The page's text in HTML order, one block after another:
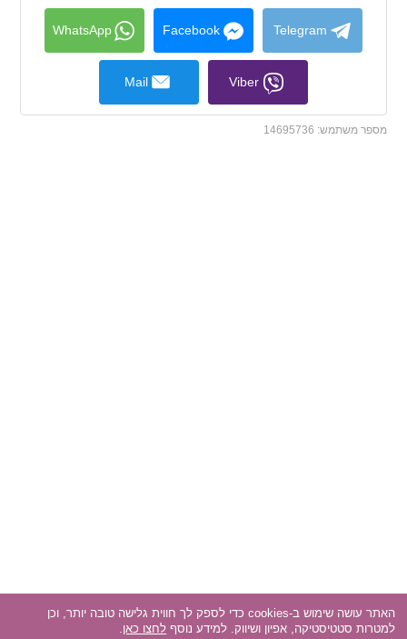
collapse
contents
Telegram
Facebook
WhatsApp
Viber
Mail
מספר משתמש: 14695736
האתר עושה שימוש ב-cookies כדי לספק לך חווית גלישה טובה יותר, וכן
למטרות סטטיסטיקה, אפיון ושיווק. למידע נוסף לחצו כאן.